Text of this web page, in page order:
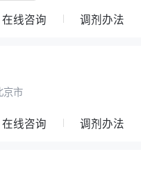
在线咨询 调剂办法
京市
在线咨询 调剂办法